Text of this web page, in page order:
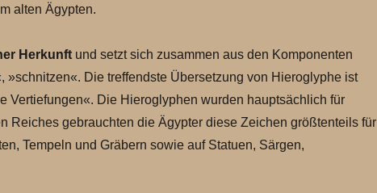
alten Ägypten.
Herkunftund setzt sich zusammen aus den Komponenten
Die treffendste Übersetzung von Hieroglyphe ist
Vertiefungen«. Die Hieroglyphen wurden hauptsächlich für
Reiches gebrauchten die Ägypter diese Zeichen größtenteils für
Tempeln und Gräbern sowie auf Statuen, Särgen,